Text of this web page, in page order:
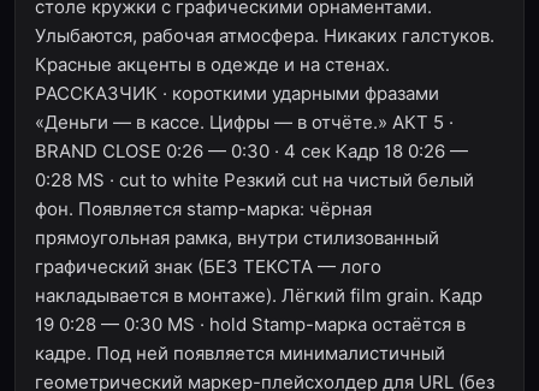
столе кружки с графическими орнаментами.
Улыбаются, рабочая атмосфера. Никаких галстуков.
Красные акценты в одежде и на стенах.
РАССКАЗЧИК · короткими ударными фразами
«Деньги — в кассе. Цифры — в отчёте.» АКТ 5 ·
BRAND CLOSE 0:26 — 0:30 · 4 сек Кадр 18 0:26 —
0:28 MS · cut to white Резкий cut на чистый белый
фон. Появляется stamp-марка: чёрная
прямоугольная рамка, внутри стилизованный
графический знак (БЕЗ ТЕКСТА — лого
накладывается в монтаже). Лёгкий film grain. Кадр
19 0:28 — 0:30 MS · hold Stamp-марка остаётся в
кадре. Под ней появляется минималистичный
геометрический маркер-плейсхолдер для URL (без